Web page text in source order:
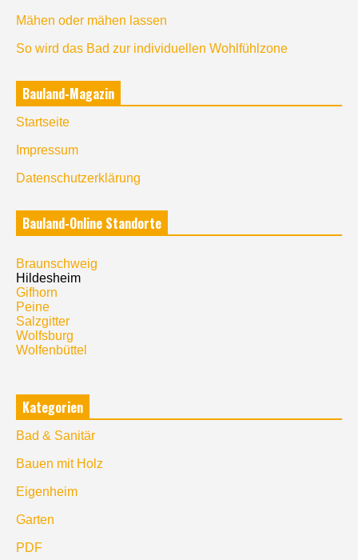
Mähen oder mähen lassen
So wird das Bad zur individuellen Wohlfühlzone
Bauland-Magazin
Startseite
Impressum
Datenschutzerklärung
Bauland-Online Standorte
Braunschweig
Hildesheim
Gifhorn
Peine
Salzgitter
Wolfsburg
Wolfenbüttel
Kategorien
Bad & Sanitär
Bauen mit Holz
Eigenheim
Garten
PDF